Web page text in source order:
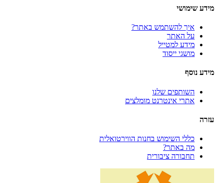
מידע שימושי
איך להשתמש באתר?
על האתר
מידע למטייל
מושגי ייסוד
מידע נוסף
השותפים שלנו
אתרי אינטרנט מומלצים
עזרה
כללי השימוש בחנות הווירטואלית
מה באתר?
תחבורה ציבורית